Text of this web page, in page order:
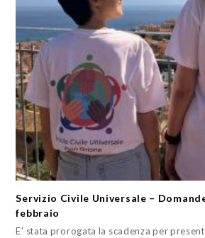
Servizio Civile Universale –
febbraio
E' stata prorogata la scadenza per